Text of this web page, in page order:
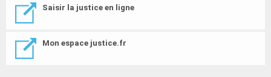
Saisir la justice en ligne
Mon espace justice.fr